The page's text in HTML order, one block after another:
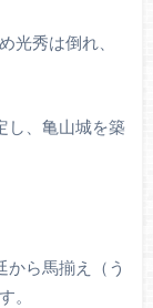
光秀は倒れ、
し、亀山城を築
ら馬揃え（う
。